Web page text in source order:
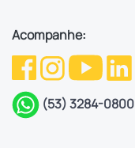
Acompanhe:
(53) 3284-0800